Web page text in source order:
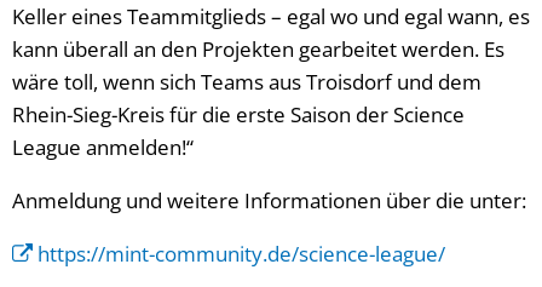
Keller eines Teammitglieds – egal wo und egal wann, es
kann überall an den Projekten gearbeitet werden. Es
wäre toll, wenn sich Teams aus Troisdorf und dem
Rhein-Sieg-Kreis für die erste Saison der Science
League anmelden!“
Anmeldung und weitere Informationen über die unter:
https://mint-community.de/science-league/